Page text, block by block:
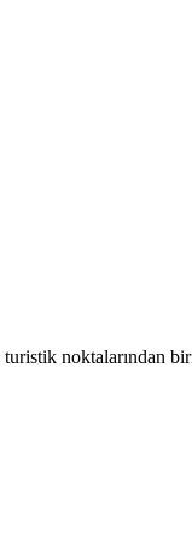
noktalarından